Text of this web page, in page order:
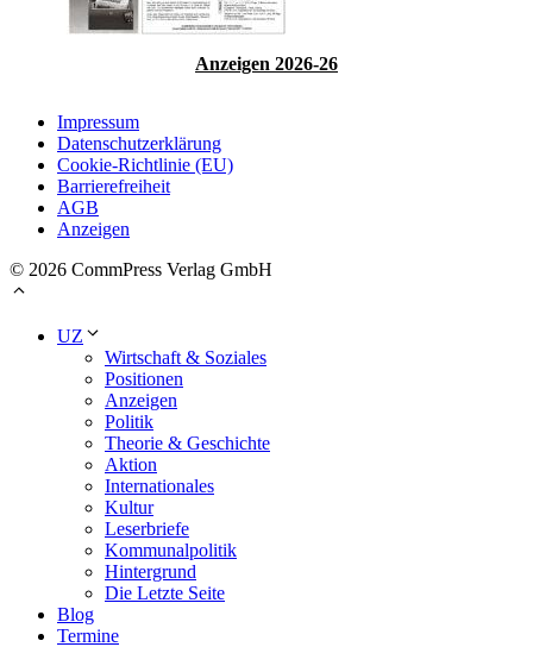
Anzeigen 2026-26
Impressum
Datenschutzerklärung
Cookie-Richtlinie (EU)
Barrierefreiheit
AGB
Anzeigen
© 2026 CommPress Verlag GmbH
UZ
Wirtschaft & Soziales
Positionen
Anzeigen
Politik
Theorie & Geschichte
Aktion
Internationales
Kultur
Leserbriefe
Kommunalpolitik
Hintergrund
Die Letzte Seite
Blog
Termine